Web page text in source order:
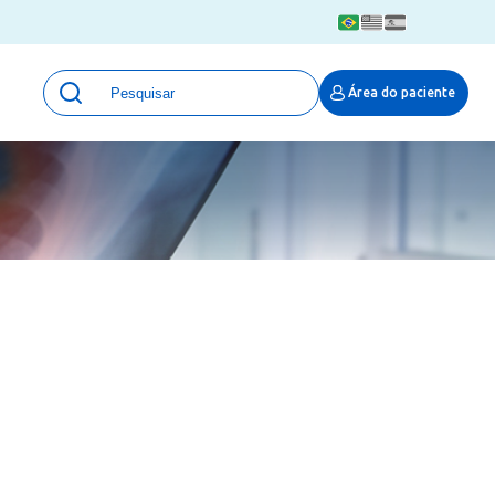
Área do paciente
Unidades
Qualidade e Segurança em saúde
Portal Pesquisa
Programa de Qualidade em Pesquisa
(ProQuali)